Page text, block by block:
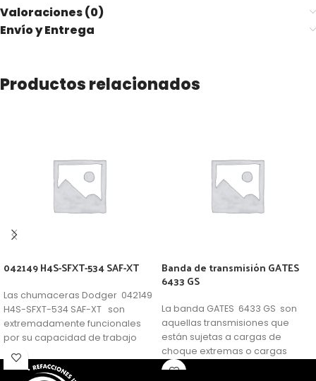
Valoraciones (0)
Envío y Entrega
Productos relacionados
042149 H4S-SFXT-534 SAF-XT
Las chumaceras Dodger 042149
H4S-SFXT-534 SAF-XT son
extremadamente funcionales
por su capacidad de trabajo
forzado y material de
fabricaciòn optimo.
Banda de transmisión GATES
6433 GS
La banda GATES 6433 GS son
aquellas transmisiones que
están sujetas a cargas de
choque extremas o cargas
pulsantes, ofrecen ventajas de